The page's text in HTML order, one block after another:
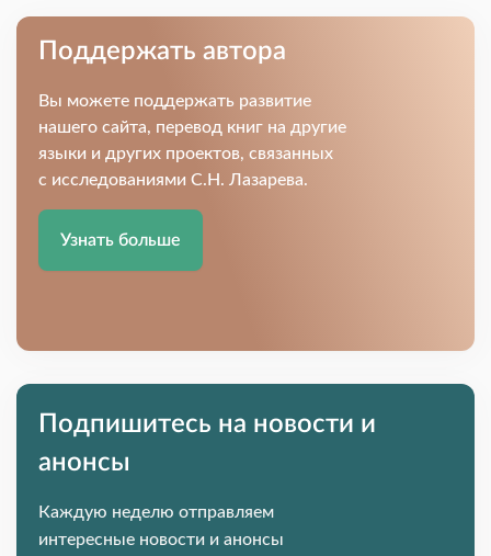
Поддержать автора
Вы можете поддержать развитие
нашего сайта, перевод книг на другие
языки и других проектов, связанных
с исследованиями С.Н. Лазарева.
Узнать больше
Подпишитесь на новости и
анонсы
Каждую неделю отправляем
интересные новости и анонсы